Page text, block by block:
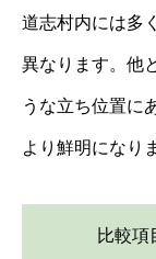
道志村内には多
異なります。他
うな立ち位置に
より鮮明になり
比較項